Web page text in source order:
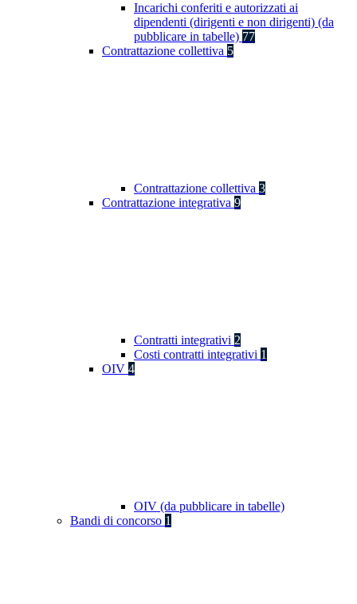
Incarichi conferiti e autorizzati ai
dipendenti (dirigenti e non dirigenti) (da
pubblicare in tabelle) 77
Contrattazione collettiva 5
Contrattazione collettiva 3
Contrattazione integrativa 9
Contratti integrativi 2
Costi contratti integrativi 1
OIV 4
OIV (da pubblicare in tabelle)
Bandi di concorso 1